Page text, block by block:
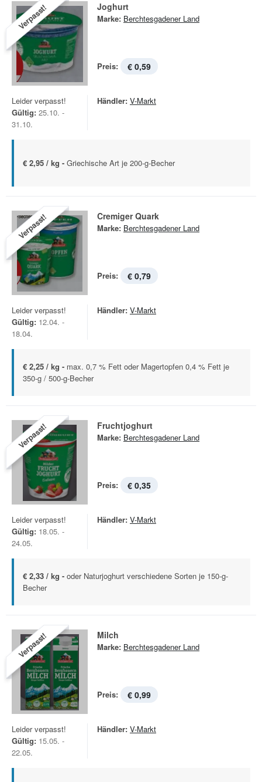
Verpasst! Joghurt
Marke: Berchtesgadener Land
Preis: € 0,59
Leider verpasst!
Gültig: 25.10. -
31.10.
Händler: V-Markt
€ 2,95 / kg - Griechische Art je 200-g-Becher
Verpasst! Cremiger Quark
Marke: Berchtesgadener Land
Preis: € 0,79
Leider verpasst!
Gültig: 12.04. -
18.04.
Händler: V-Markt
€ 2,25 / kg - max. 0,7 % Fett oder Magertopfen 0,4 % Fett je
350-g / 500-g-Becher
Verpasst! Fruchtjoghurt
Marke: Berchtesgadener Land
Preis: € 0,35
Leider verpasst!
Gültig: 18.05. -
24.05.
Händler: V-Markt
€ 2,33 / kg - oder Naturjoghurt verschiedene Sorten je 150-g-
Becher
Verpasst! Milch
Marke: Berchtesgadener Land
Preis: € 0,99
Leider verpasst!
Gültig: 15.05. -
22.05.
Händler: V-Markt